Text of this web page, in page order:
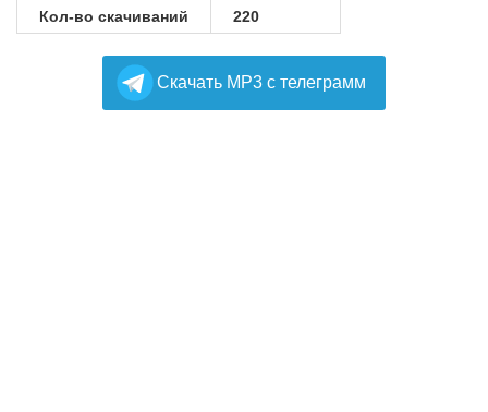
Кол-во скачиваний
220
Cкачать MP3 с телеграмм